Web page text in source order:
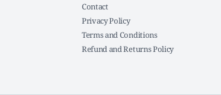
Contact
Privacy Policy
Terms and Conditions
Refund and Returns Policy